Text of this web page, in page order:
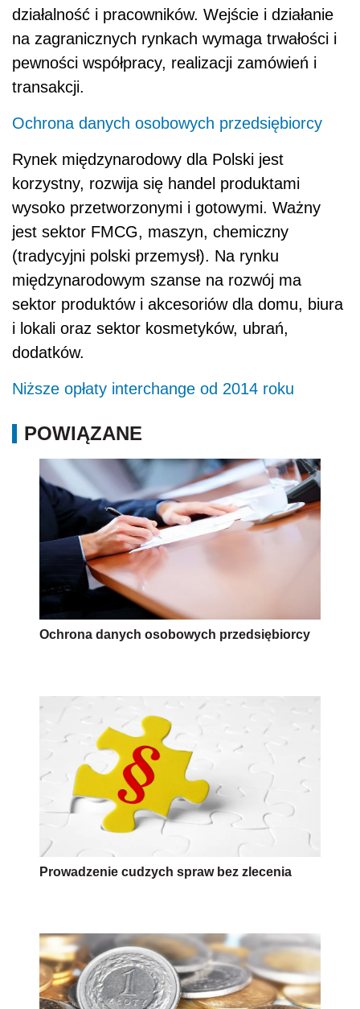
działalność i pracowników. Wejście i działanie
na zagranicznych rynkach wymaga trwałości i
pewności współpracy, realizacji zamówień i
transakcji.
Ochrona danych osobowych przedsiębiorcy
Rynek międzynarodowy dla Polski jest
korzystny, rozwija się handel produktami
wysoko przetworzonymi i gotowymi. Ważny
jest sektor FMCG, maszyn, chemiczny
(tradycyjni polski przemysł). Na rynku
międzynarodowym szanse na rozwój ma
sektor produktów i akcesoriów dla domu, biura
i lokali oraz sektor kosmetyków, ubrań,
dodatków.
Niższe opłaty interchange od 2014 roku
POWIĄZANE
Ochrona danych osobowych przedsiębiorcy
Prowadzenie cudzych spraw bez zlecenia